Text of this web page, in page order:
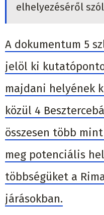
elhelyezéséről
A dokumentum 5
jelöl ki
majdani helyének
közül 4
összesen több
meg potenciális
többségüket a
járásokban.